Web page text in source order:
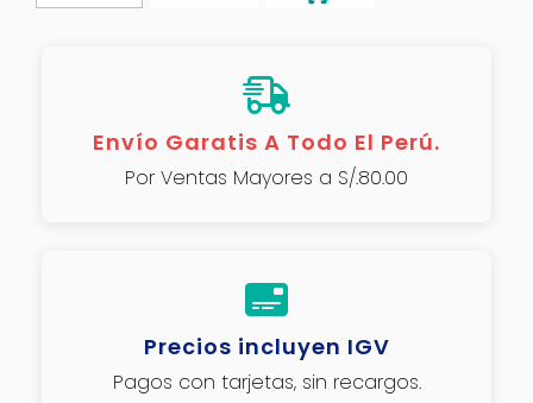
Envío Garatis A Todo El Perú.
Por Ventas Mayores a S/.80.00
Precios incluyen IGV
Pagos con tarjetas, sin recargos.